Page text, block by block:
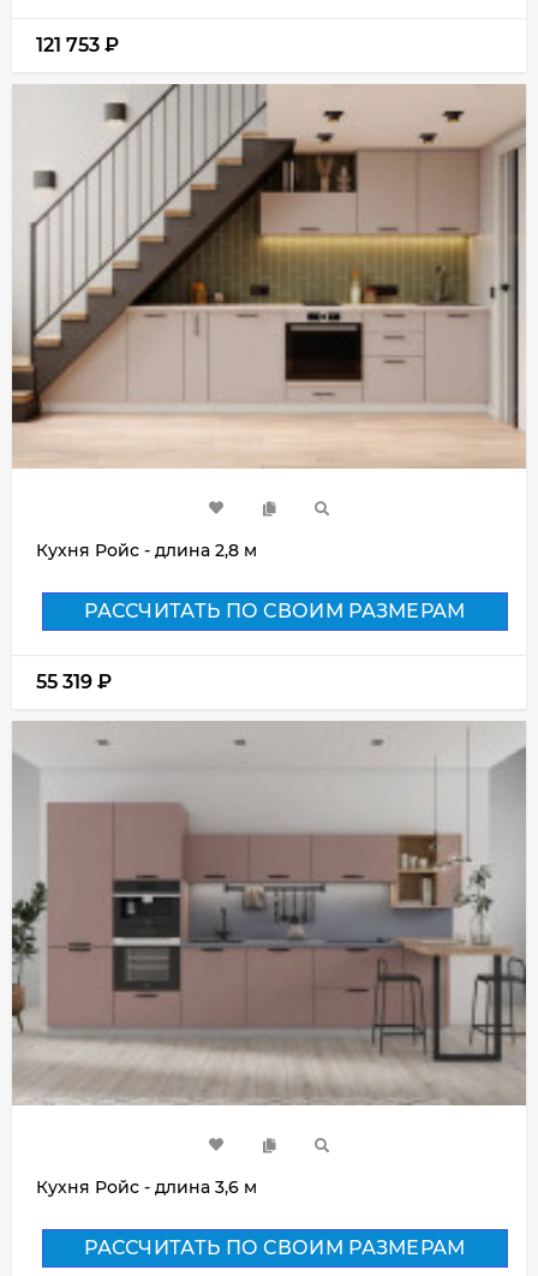
121 753 ₽
Кухня Ройс - длина 2,8 м
РАССЧИТАТЬ ПО СВОИМ РАЗМЕРАМ
55 319 ₽
Кухня Ройс - длина 3,6 м
РАССЧИТАТЬ ПО СВОИМ РАЗМЕРАМ